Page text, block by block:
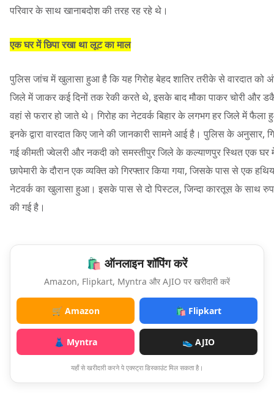
परिवार के साथ खानाबदोश की तरह रह रहे थे।
एक घर में छिपा रखा था लूट का माल
पुलिस जांच में खुलासा हुआ है कि यह गिरोह बेहद शातिर तरीके से वारदात को
जिले में जाकर कई दिनों तक रेकी करते थे, इसके बाद मौका पाकर चोरी और
वहां से फरार हो जाते थे। गिरोह का नेटवर्क बिहार के लगभग हर जिले में फैला
इनके द्वारा वारदात किए जाने की जानकारी सामने आई है। पुलिस के अनुसार,
गई कीमती ज्वेलरी और नकदी को समस्तीपुर जिले के कल्याणपुर स्थित एक घर
छापेमारी के दौरान एक व्यक्ति को गिरफ्तार किया गया, जिसके पास से एक
नेटवर्क का खुलासा हुआ। इसके पास से दो पिस्टल, जिन्दा कारतूस के साथ
की गई है।
🛍️ ऑनलाइन शॉपिंग करें
Amazon, Flipkart, Myntra और AJIO पर खरीदारी करें
🛒 Amazon 🛍️ Flipkart
👗 Myntra 👟 AJIO
यहाँ से खरीदारी करने पे एक्स्ट्रा डिस्काउंट मिल सकता है।